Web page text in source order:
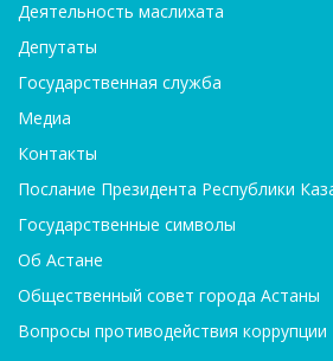
Деятельность маслихата
Депутаты
Государственная служба
Медиа
Контакты
Послание Президента Республики
Государственные символы
Об Астане
Общественный совет города Астаны
Вопросы противодействия коррупции